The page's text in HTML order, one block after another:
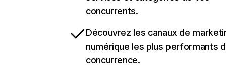
concurrents.
Découvrez les canaux de
numérique les plus performants
concurrence.